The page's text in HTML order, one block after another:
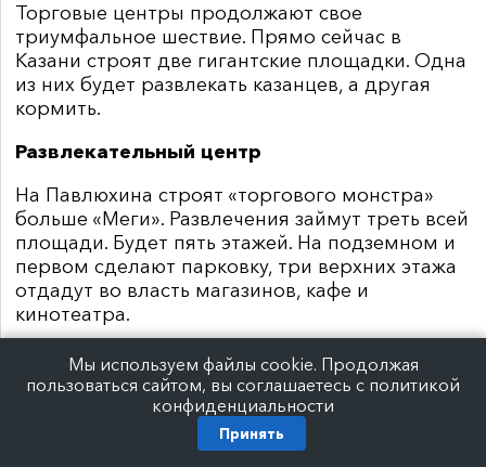
Торговые центры продолжают свое
триумфальное шествие. Прямо сейчас в
Казани строят две гигантские площадки. Одна
из них будет развлекать казанцев, а другая
кормить.
Развлекательный центр
На Павлюхина строят «торгового монстра»
больше «Меги». Развлечения займут треть всей
площади. Будет пять этажей. На подземном и
первом сделают парковку, три верхних этажа
отдадут во власть магазинов, кафе и
кинотеатра.
Компания «UD Group», которая занимается
девелопментом коммерческой недвижимости,
сообщила редакцииe-Kazan.ru, что торговый
центр откроют в третьем квартале 2020 года.
Мы используем файлы cookie. Продолжая
пользоваться сайтом, вы соглашаетесь с политикой
конфиденциальности
Принять